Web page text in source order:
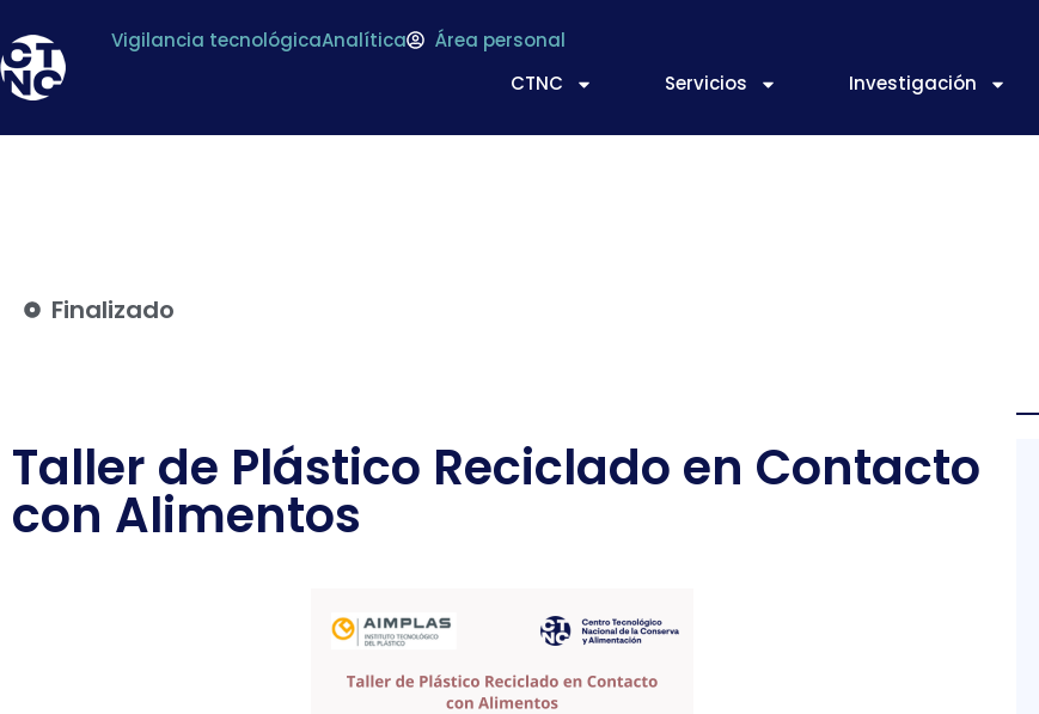
Vigilancia tecnológicaAnalítica
Área personal
CTNC
Servicios Investigación
Finalizado
Taller de Plástico Reciclado en Contacto
con Alimentos